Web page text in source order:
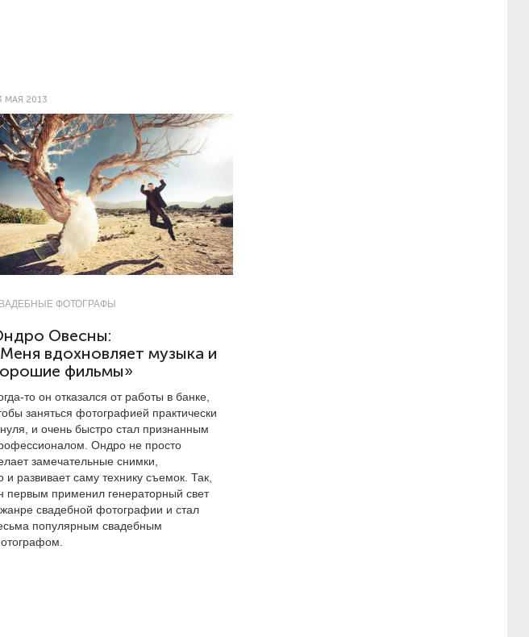
МАЯ 2013
ФОТОГРАФЫ
Овесны:
вдохновляет музыка и
фильмы»
то он отказался от работы в банке,
заняться фотографией практически
и очень быстро стал признанным
Ондро не просто
замечательные снимки,
и развивает саму технику съемок. Так,
первым применил генераторный свет
свадебной фотографии и стал
популярным свадебным